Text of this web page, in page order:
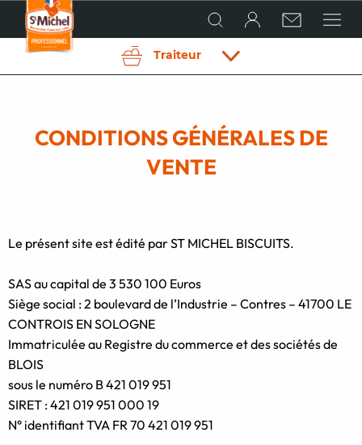
NOS PRODUITS
ACTUALITÉS
Traiteur
en GMS
CONDITIONS GÉNÉRALES DE
VENTE
Le présent site est édité par ST MICHEL BISCUITS.
SAS au capital de 3 530 100 Euros
Siège social : 2 boulevard de l’Industrie – Contres – 41700 LE
CONTROIS EN SOLOGNE
Immatriculée au Registre du commerce et des sociétés de
BLOIS
sous le numéro B 421 019 951
SIRET : 421 019 951 000 19
N° identifiant TVA FR 70 421 019 951